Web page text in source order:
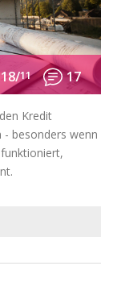
18/11 17
Kredit
- besonders wenn